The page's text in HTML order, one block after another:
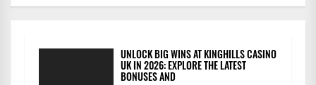
UNLOCK BIG WINS AT KINGHILLS CASINO
UK IN 2026: EXPLORE THE LATEST
BONUSES AND